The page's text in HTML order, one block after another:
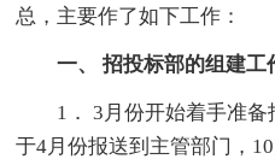
总，主要作了如下工作：
一、 招投标部的组建工
1． 3月份开始着手准备
于4月份报送到主管部门，